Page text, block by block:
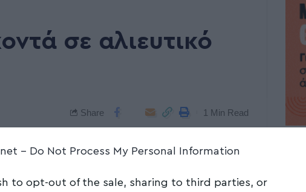
- Do Not Process My Personal Information
to opt-out of the sale, sharing to third parties, or
σε αλιευτικό
Share 1 Min Read